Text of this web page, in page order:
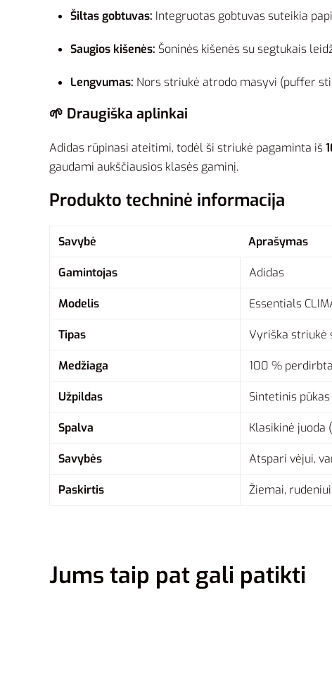
Šiltas gobtuvas: Integruotas gobtuvas suteikia
Saugios kišenės: Šoninės kišenės su segtukais
Lengvumas: Nors striukė atrodo masyvi (puffer
🌱 Draugiška aplinkai
Adidas rūpinasi ateitimi, todėl ši striukė pagaminta iš
gaudami aukščiausios klasės gaminį.
Produkto techninė informacija
Savybė Aprašymas
Gamintojas Adidas
Modelis Essentials
Tipas Vyriška striukė
Medžiaga 100 %
Užpildas Sintetinis
Spalva Klasikinė juoda
Savybės Atspari vėjui,
Paskirtis Žiemai,
Jums taip pat gali patikti